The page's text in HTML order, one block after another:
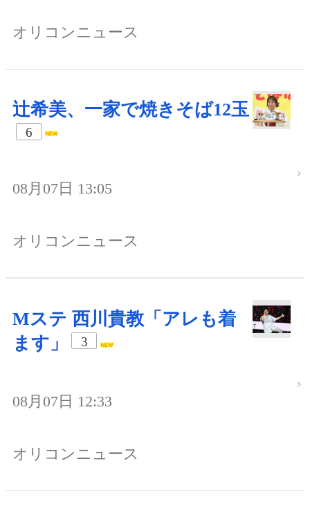
オリコンニュース
辻希美、一家で焼きそば12玉
6
08月07日 13:05
オリコンニュース
Mステ 西川貴教「アレも着
ます」
3
08月07日 12:33
オリコンニュース